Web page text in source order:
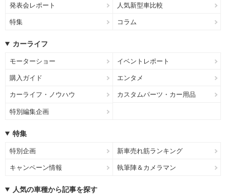
発表会レポート 人気新型車比較
特集 コラム
カーライフ
モーターショー イベントレポート
購入ガイド エンタメ
カーライフ・ノウハウ カスタムパーツ・カー用品
特別編集企画
特集
特別企画 新車売れ筋ランキング
キャンペーン情報 執筆陣＆カメラマン
人気の車種から記事を探す